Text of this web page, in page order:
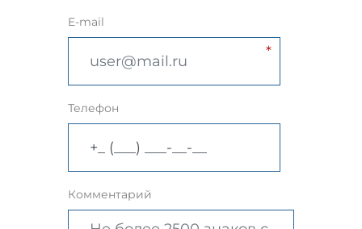
E-mail
Телефон
Комментарий